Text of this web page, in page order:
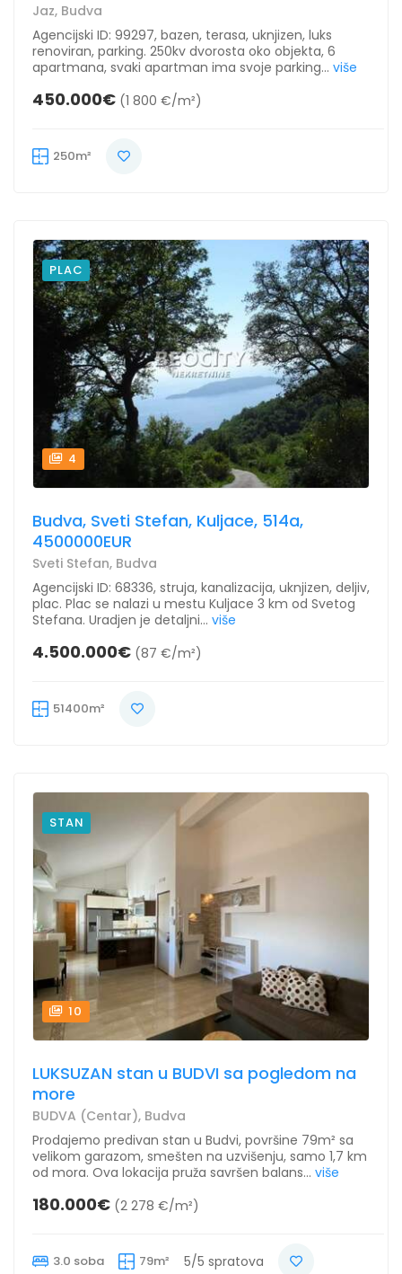
Jaz, Budva
Agencijski ID: 99297, bazen, terasa, uknjizen, luks
renoviran, parking. 250kv dvorosta oko objekta, 6
apartmana, svaki apartman ima svoje parking... više
450.000€ (1 800 €/m²)
250m²
PLAC
4
Budva, Sveti Stefan, Kuljace, 514a,
4500000EUR
Sveti Stefan, Budva
Agencijski ID: 68336, struja, kanalizacija, uknjizen, deljiv,
plac. Plac se nalazi u mestu Kuljace 3 km od Svetog
Stefana. Uradjen je detaljni... više
4.500.000€ (87 €/m²)
51400m²
STAN
10
LUKSUZAN stan u BUDVI sa pogledom na
more
BUDVA (Centar), Budva
Prodajemo predivan stan u Budvi, površine 79m² sa
velikom garazom, smešten na uzvišenju, samo 1,7 km
od mora. Ova lokacija pruža savršen balans... više
180.000€ (2 278 €/m²)
3.0 soba 79m² 5/5 spratova